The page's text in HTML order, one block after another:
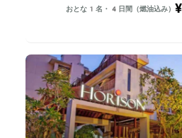
おとな1名・4日間（燃油込み）